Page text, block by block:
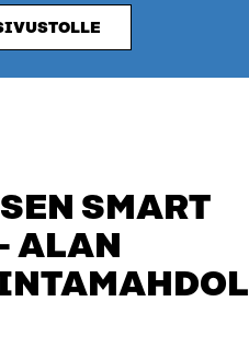
SMART
ALAN